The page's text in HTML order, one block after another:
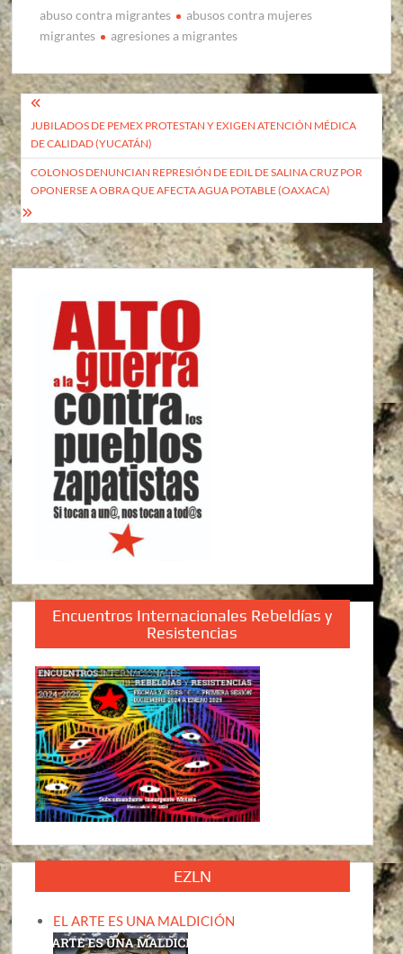
abuso contra migrantes
abusos contra mujeres
migrantes
agresiones a migrantes
Navegación
de
entradas
JUBILADOS DE PEMEX PROTESTAN Y EXIGEN ATENCIÓN MÉDICA
DE CALIDAD (YUCATÁN)
COLONOS DENUNCIAN REPRESIÓN DE EDIL DE SALINA CRUZ POR
OPONERSE A OBRA QUE AFECTA AGUA POTABLE (OAXACA)
Encuentros Internacionales Rebeldías y
Resistencias
EZLN
EL ARTE ES UNA MALDICIÓN